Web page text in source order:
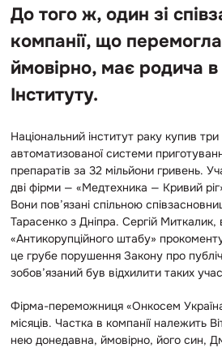
До того ж, один зі
компанії, що
ймовірно, має родича в
Інституту.
Національний інститут раку купив
автоматизованої системи
препаратів за 32 мільйони гривень.
дві фірми — «Медтехника — Кривий
Вони пов’язані спільною
Тарасенко з Дніпра. Сергій
«Антикорупційного штабу»
це грубе порушення Закону про
зобов’язаний був відхилити таких
Фірма-переможниця «Онкосем
місяців. Частка в компанії належить
нею донедавна, ймовірно, його син,